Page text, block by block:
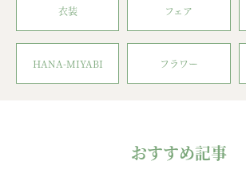
衣装 フェア
HANA-MIYABI フラワー
おすすめ記事